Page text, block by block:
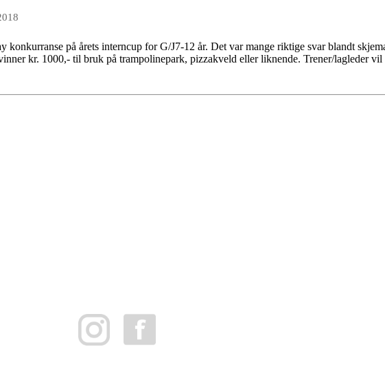
konkurranse på årets interncup for G/J7-12 år. Det var mange riktige svar blandt
kr. 1000,- til bruk på trampolinepark, pizzakveld eller liknende. Trener/lagleder